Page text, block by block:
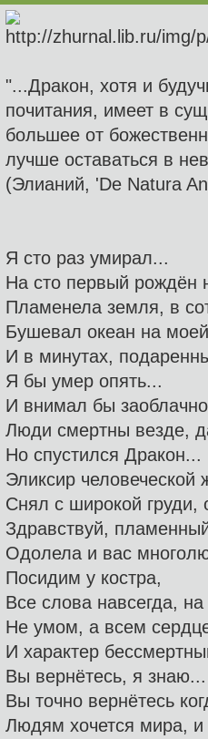
"...Дракон, хотя и
почитания, имеет в
большее от
лучше оставаться в
(Элианий, 'De Natura
Я сто раз умирал...
На сто первый рождён
Пламенела земля, в
Бушевал океан на
И в минутах,
Я бы умер опять...
И внимал бы
Люди смертны везде,
Но спустился Дракон...
Эликсир человеческой
Снял с широкой груди,
Здравствуй,
Одолела и вас
Посидим у костра,
Все слова навсегда,
Не умом, а всем
И характер
Вы вернётесь, я знаю...
Вы точно вернётесь
Людям хочется мира,